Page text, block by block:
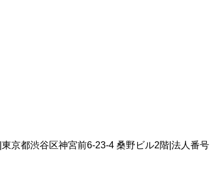
東京都渋谷区神宮前6-23-4 桑野ビル2階 法人番号